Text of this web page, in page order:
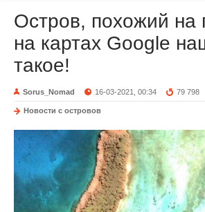
Остров, похожий на
на картах Google
такое!
Sorus_Nomad 16-03-2021, 00:34 79 798
Новости с островов